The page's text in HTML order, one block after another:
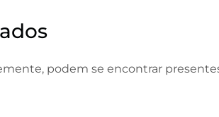
podem se encontrar